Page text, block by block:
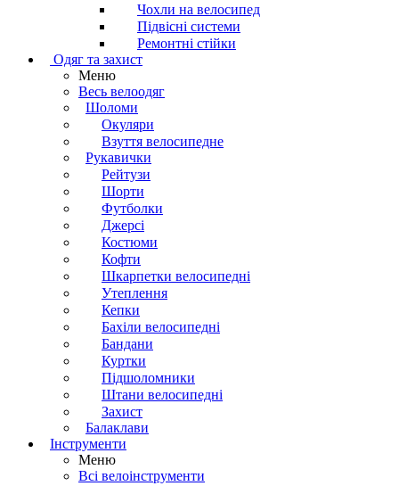
Чохли на велосипед
Підвісні системи
Ремонтні стійки
Одяг та захист
Меню
Весь велоодяг
Шоломи
Окуляри
Взуття велосипедне
Рукавички
Рейтузи
Шорти
Футболки
Джерсі
Костюми
Кофти
Шкарпетки велосипедні
Утеплення
Кепки
Бахіли велосипедні
Бандани
Куртки
Підшоломники
Штани велосипедні
Захист
Балаклави
Інструменти
Меню
Всі велоінструменти